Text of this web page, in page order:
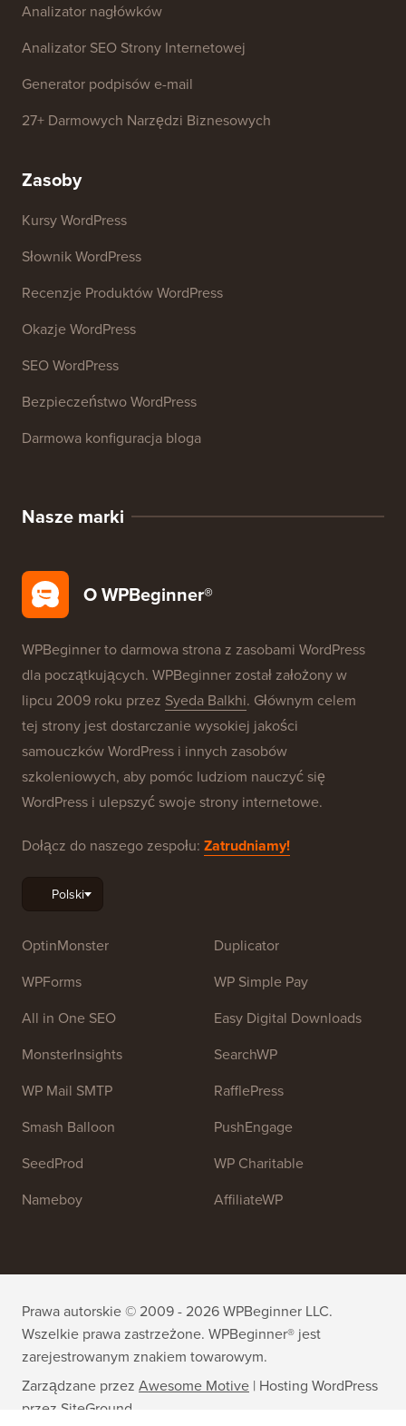
Analizator nagłówków
Analizator SEO Strony Internetowej
Generator podpisów e-mail
27+ Darmowych Narzędzi Biznesowych
Zasoby
Kursy WordPress
Słownik WordPress
Recenzje Produktów WordPress
Okazje WordPress
SEO WordPress
Bezpieczeństwo WordPress
Darmowa konfiguracja bloga
Nasze marki
O WPBeginner®
WPBeginner to darmowa strona z zasobami WordPress
dla początkujących. WPBeginner został założony w
lipcu 2009 roku przez Syeda Balkhi. Głównym celem
tej strony jest dostarczanie wysokiej jakości
samouczków WordPress i innych zasobów
szkoleniowych, aby pomóc ludziom nauczyć się
WordPress i ulepszyć swoje strony internetowe.
Dołącz do naszego zespołu: Zatrudniamy!
OptinMonster
WPForms
All in One SEO
MonsterInsights
WP Mail SMTP
Smash Balloon
SeedProd
Nameboy
Duplicator
WP Simple Pay
Easy Digital Downloads
SearchWP
RafflePress
PushEngage
WP Charitable
AffiliateWP
Prawa autorskie © 2009 - 2026 WPBeginner LLC.
Wszelkie prawa zastrzeżone. WPBeginner® jest
zarejestrowanym znakiem towarowym.
Zarządzane przez Awesome Motive | Hosting WordPress
przez SiteGround